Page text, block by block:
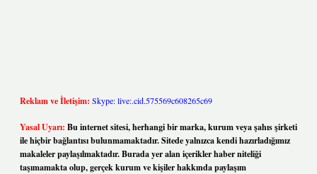
Reklam ve İletişim: Skype: live:.cid.575569c608265c69
Yasal Uyarı: Bu internet sitesi, herhangi bir marka, kurum veya şahıs şirketi
ile hiçbir bağlantısı bulunmamaktadır. Sitede yalnızca kendi hazırladığımız
makaleler paylaşılmaktadır. Burada yer alan içerikler haber niteliği
taşımamakta olup, gerçek kurum ve kişiler hakkında paylaşım